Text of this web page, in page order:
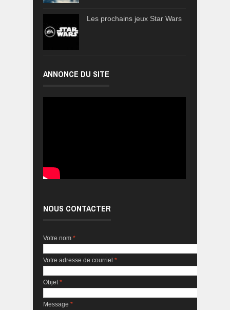
Les prochains jeux Star Wars
ANNONCE DU SITE
NOUS CONTACTER
Votre nom *
Votre adresse de courriel *
Objet*
Message *